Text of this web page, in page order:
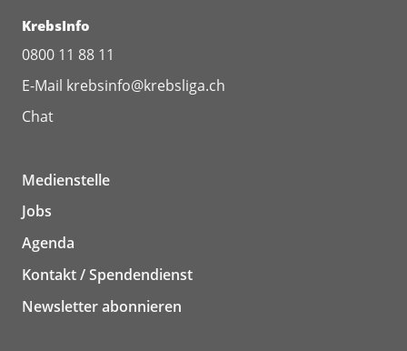
KrebsInfo
0800 11 88 11
E-Mail krebsinfo@krebsliga.ch
Chat
Medienstelle
Jobs
Agenda
Kontakt / Spendendienst
Newsletter abonnieren